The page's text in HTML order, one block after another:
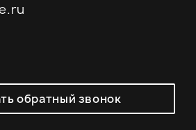
обратный звонок